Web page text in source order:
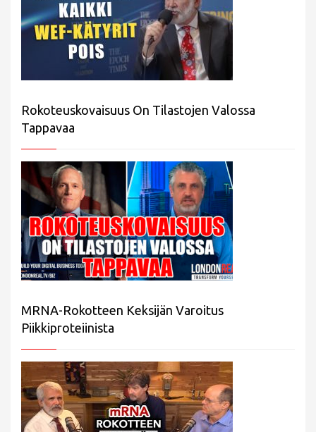
Rokoteuskovaisuus On Tilastojen Valossa
Tappavaa
MRNA-Rokotteen Keksijän Varoitus
Piikkiproteiinista